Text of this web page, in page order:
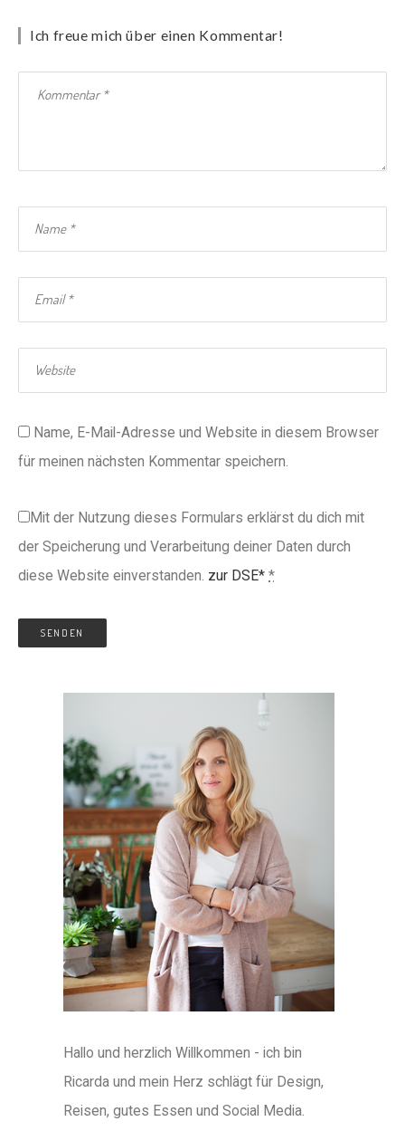
Ich freue mich über einen Kommentar!
Name, E-Mail-Adresse und Website in diesem Browser
für meinen nächsten Kommentar speichern.
Mit der Nutzung dieses Formulars erklärst du dich mit
der Speicherung und Verarbeitung deiner Daten durch
diese Website einverstanden. zur DSE* *
Hallo und herzlich Willkommen - ich bin
Ricarda und mein Herz schlägt für Design,
Reisen, gutes Essen und Social Media.